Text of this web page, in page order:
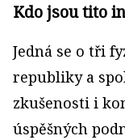
Kdo jsou tito
Jedná se o tři
republiky a
zkušenosti i
úspěšných